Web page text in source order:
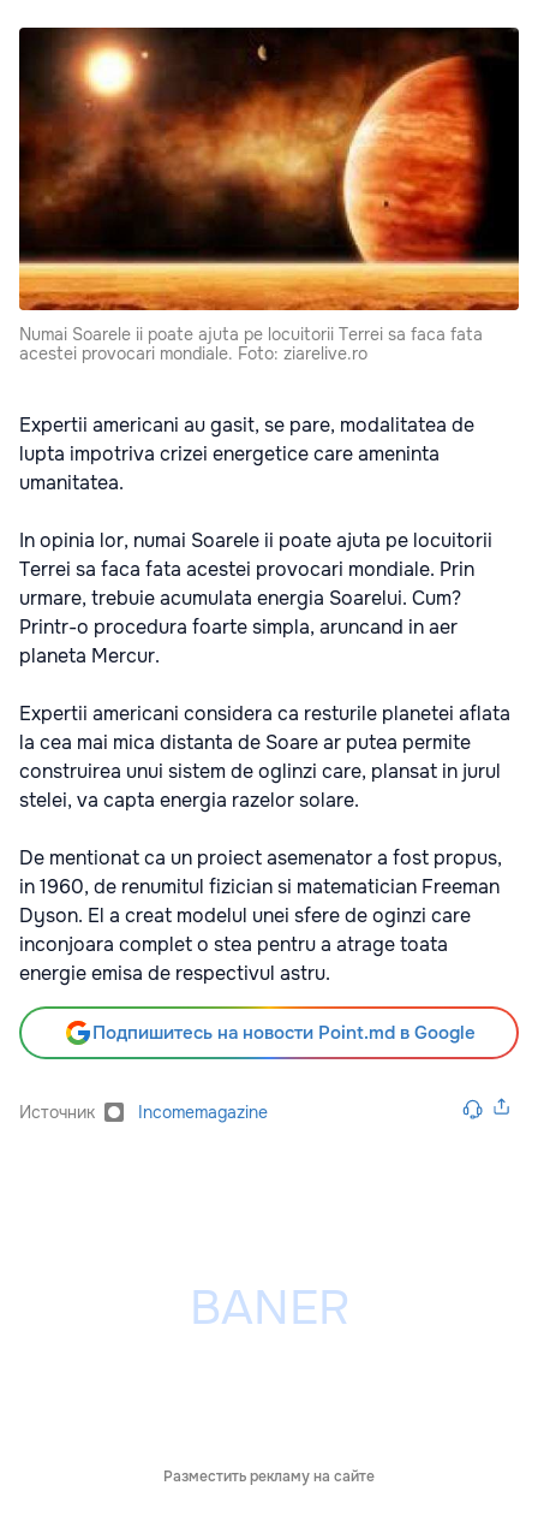
Numai Soarele ii poate ajuta pe locuitorii Terrei sa faca fata
acestei provocari mondiale. Foto: ziarelive.ro
Expertii americani au gasit, se pare, modalitatea de
lupta impotriva crizei energetice care ameninta
umanitatea.
In opinia lor, numai Soarele ii poate ajuta pe locuitorii
Terrei sa faca fata acestei provocari mondiale. Prin
urmare, trebuie acumulata energia Soarelui. Cum?
Printr-o procedura foarte simpla, aruncand in aer
planeta Mercur.
Expertii americani considera ca resturile planetei aflata
la cea mai mica distanta de Soare ar putea permite
construirea unui sistem de oglinzi care, plansat in jurul
stelei, va capta energia razelor solare.
De mentionat ca un proiect asemenator a fost propus,
in 1960, de renumitul fizician si matematician Freeman
Dyson. El a creat modelul unei sfere de oginzi care
inconjoara complet o stea pentru a atrage toata
energie emisa de respectivul astru.
Подпишитесь на новости Point.md в Google
Источник Incomemagazine
Разместить рекламу на сайте